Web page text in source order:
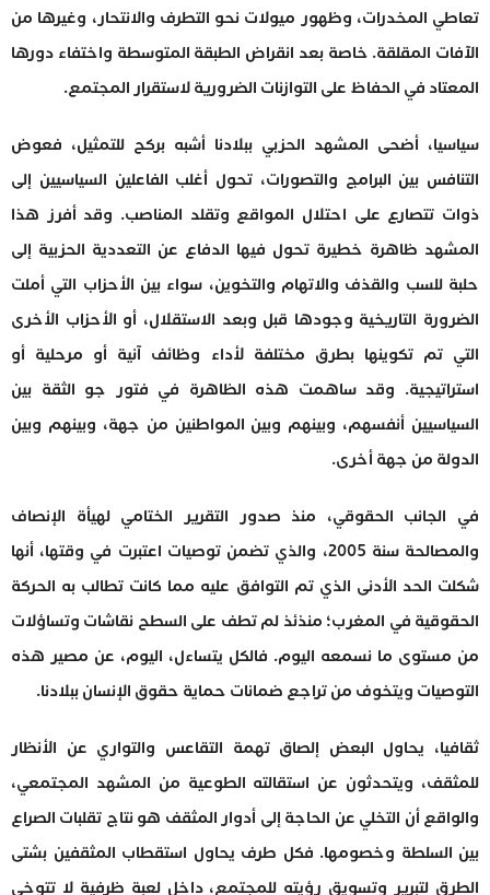
تعاطي المخدرات، وظهور ميولات نحو التطرف والانتحار، وغيرها من
الآفات المقلقة. خاصة بعد انقراض الطبقة المتوسطة واختفاء دورها
المعتاد في الحفاظ على التوازنات الضرورية لاستقرار المجتمع.
سياسيا، أضحى المشهد الحزبي ببلادنا أشبه بركح للتمثيل، فعوض
التنافس بين البرامج والتصورات، تحول أغلب الفاعلين السياسيين إلى
ذوات تتصارع على احتلال المواقع وتقلد المناصب. وقد أفرز هذا
المشهد ظاهرة خطيرة تحول فيها الدفاع عن التعددية الحزبية إلى
حلبة للسب والقذف والاتهام والتخوين، سواء بين الأحزاب التي أملت
الضرورة التاريخية وجودها قبل وبعد الاستقلال، أو الأحزاب الأخرى
التي تم تكوينها بطرق مختلفة لأداء وظائف آنية أو مرحلية أو
استراتيجية. وقد ساهمت هذه الظاهرة في فتور جو الثقة بين
السياسيين أنفسهم، وبينهم وبين المواطنين من جهة، وبينهم وبين
الدولة من جهة أخرى.
في الجانب الحقوقي، منذ صدور التقرير الختامي لهيأة الإنصاف
والمصالحة سنة 2005، والذي تضمن توصيات اعتبرت في وقتها، أنها
شكلت الحد الأدنى الذي تم التوافق عليه مما كانت تطالب به الحركة
الحقوقية في المغرب؛ منذئذ لم تطف على السطح نقاشات وتساؤلات
من مستوى ما نسمعه اليوم. فالكل يتساءل، اليوم، عن مصير هذه
التوصيات ويتخوف من تراجع ضمانات حماية حقوق الإنسان ببلادنا.
ثقافيا، يحاول البعض إلصاق تهمة التقاعس والتواري عن الأنظار
للمثقف، ويتحدثون عن استقالته الطوعية من المشهد المجتمعي،
والواقع أن التخلي عن الحاجة إلى أدوار المثقف هو نتاج تقلبات الصراع
بين السلطة وخصومها. فكل طرف يحاول استقطاب المثقفين بشتى
الطرق لتبرير وتسويق رؤيته للمجتمع، داخل لعبة ظرفية لا تتوخى